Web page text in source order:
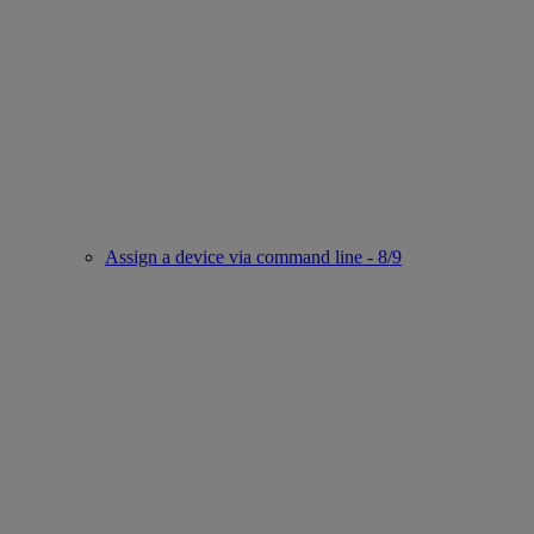
Assign a device via command line - 8/9